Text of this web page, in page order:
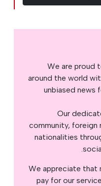
We are proud
around the world
unbiased news
Our
community, foreign
nationalities
We appreciate that
pay for our